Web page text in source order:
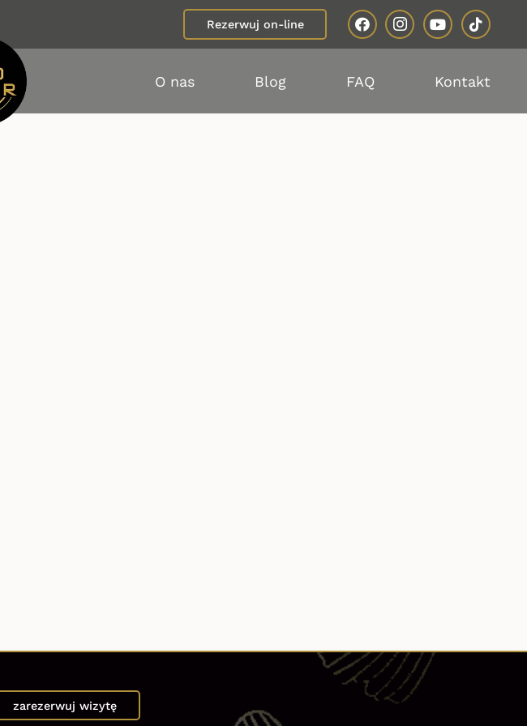
Rezerwuj on-line
O nas Blog FAQ Kontakt
zarezerwuj wizytę